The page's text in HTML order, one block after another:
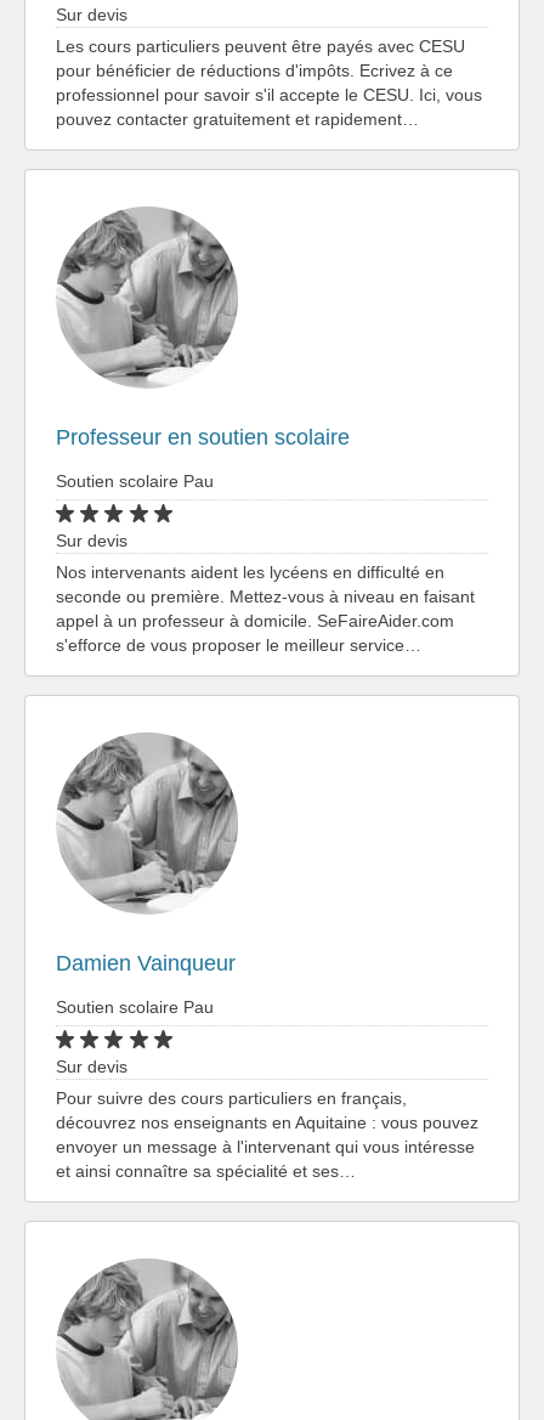
Sur devis
Les cours particuliers peuvent être payés avec CESU
pour bénéficier de réductions d'impôts. Ecrivez à ce
professionnel pour savoir s'il accepte le CESU. Ici, vous
pouvez contacter gratuitement et rapidement…
Professeur en soutien scolaire
Soutien scolaire Pau
Sur devis
Nos intervenants aident les lycéens en difficulté en
seconde ou première. Mettez-vous à niveau en faisant
appel à un professeur à domicile. SeFaireAider.com
s'efforce de vous proposer le meilleur service…
Damien Vainqueur
Soutien scolaire Pau
Sur devis
Pour suivre des cours particuliers en français,
découvrez nos enseignants en Aquitaine : vous pouvez
envoyer un message à l'intervenant qui vous intéresse
et ainsi connaître sa spécialité et ses…